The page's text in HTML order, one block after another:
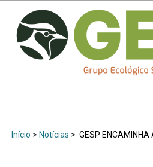
Início > Notícias > GESP ENCAMINHA